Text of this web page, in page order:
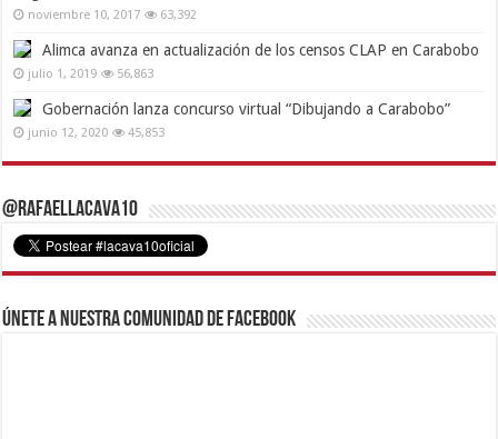
noviembre 10, 2017 63,392
Alimca avanza en actualización de los censos CLAP en Carabobo
julio 1, 2019 56,863
Gobernación lanza concurso virtual “Dibujando a Carabobo”
junio 12, 2020 45,853
@RafaelLacava10
Únete a nuestra comunidad de Facebook